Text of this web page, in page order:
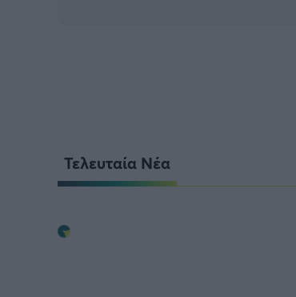
Τελευταία Νέα